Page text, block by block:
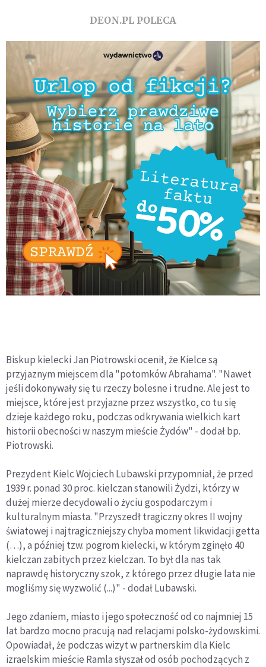
DEON.PL POLECA
Biskup kielecki Jan Piotrowski ocenił, że Kielce są
przyjaznym miejscem dla "potomków Abrahama". "Nawet
jeśli dokonywały się tu rzeczy bolesne i trudne. Ale jest to
miejsce, które jest przyjazne przez wszystko, co tu się
dzieje każdego roku, podczas odkrywania wielkich kart
historii obecności w naszym mieście Żydów" - dodał bp.
Piotrowski.
Prezydent Kielc Wojciech Lubawski przypomniał, że przed
1939 r. ponad 30 proc. kielczan stanowili Żydzi, którzy w
dużej mierze decydowali o życiu gospodarczym i
kulturalnym miasta. "Przyszedł tragiczny okres II wojny
światowej i najtragiczniejszy chyba moment likwidacji getta
(…), a później tzw. pogrom kielecki, w którym zginęło 40
kielczan zabitych przez kielczan. To był dla nas tak
naprawdę historyczny szok, z którego przez długie lata nie
mogliśmy się wyzwolić (...)" - dodał Lubawski.
Jego zdaniem, miasto i jego społeczność od co najmniej 15
lat bardzo mocno pracują nad relacjami polsko-żydowskimi.
Opowiadał, że podczas wizyt w partnerskim dla Kielc
izraelskim mieście Ramla słyszał od osób pochodzących z